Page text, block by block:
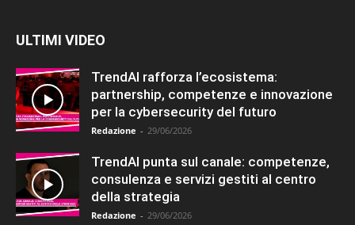
ULTIMI VIDEO
TrendAI rafforza l’ecosistema:
partnership, competenze e innovazione
per la cybersecurity del futuro
Redazione - 29/06/2026
TrendAI punta sul canale: competenze,
consulenza e servizi gestiti al centro
della strategia
Redazione - 29/06/2026